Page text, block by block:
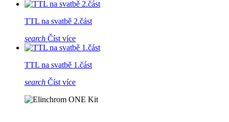
TTL na svatbě 2.část
search Číst více
TTL na svatbě 1.část
search Číst více